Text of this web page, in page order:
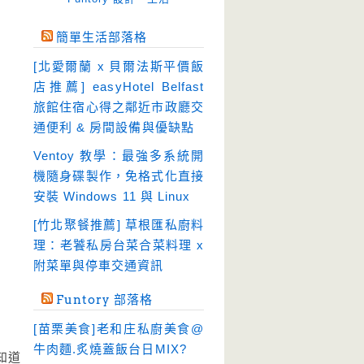
道
即時通訊 (23)
壓縮軟體 (9)
安全防護 (55)
影音播放 (51)
影音轉檔 (81)
教育學習 (23)
(18)
檔案管理 (30)
破解軟體 (18)
簡單生活部落格
[北愛爾蘭 x 貝爾法斯平價飯
店推薦] easyHotel Belfast
旅館住宿心得之鄰近市政廳交
通便利 & 房間設備與優缺點
Ventoy 教學：最強多系統開
機隨身碟製作，免格式化直接
安裝 Windows 11 與 Linux
[竹北聚餐推薦] 草根匯私廚料
理：老饕私房台菜合菜料理 x
附菜單與停車交通資訊
Funtory 部落格
[苗栗美食]老和庄私廚美食@
牛肉麵.炙燒蓋飯台日MIX?